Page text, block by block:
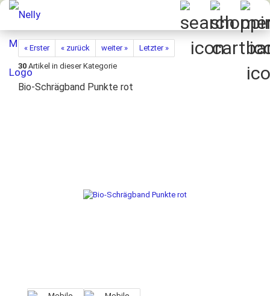
« Erster « zurück weiter »
Letzter »
30 Artikel in dieser Kategorie
Bio-Schrägband Punkte rot